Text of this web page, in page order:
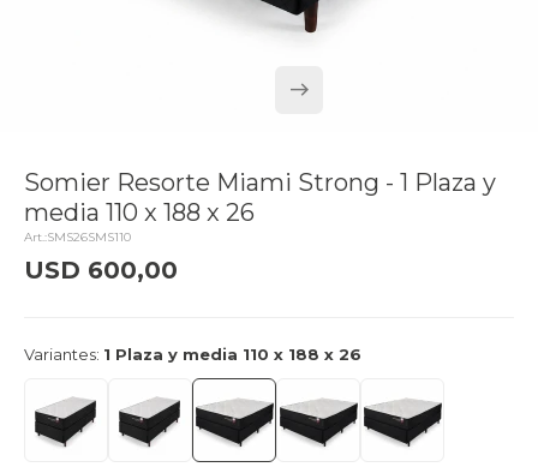
Somier Resorte Miami Strong - 1 Plaza y
media 110 x 188 x 26
SMS26SMS110
USD 600,00
Variantes: 1 Plaza y media 110 x 188 x 26